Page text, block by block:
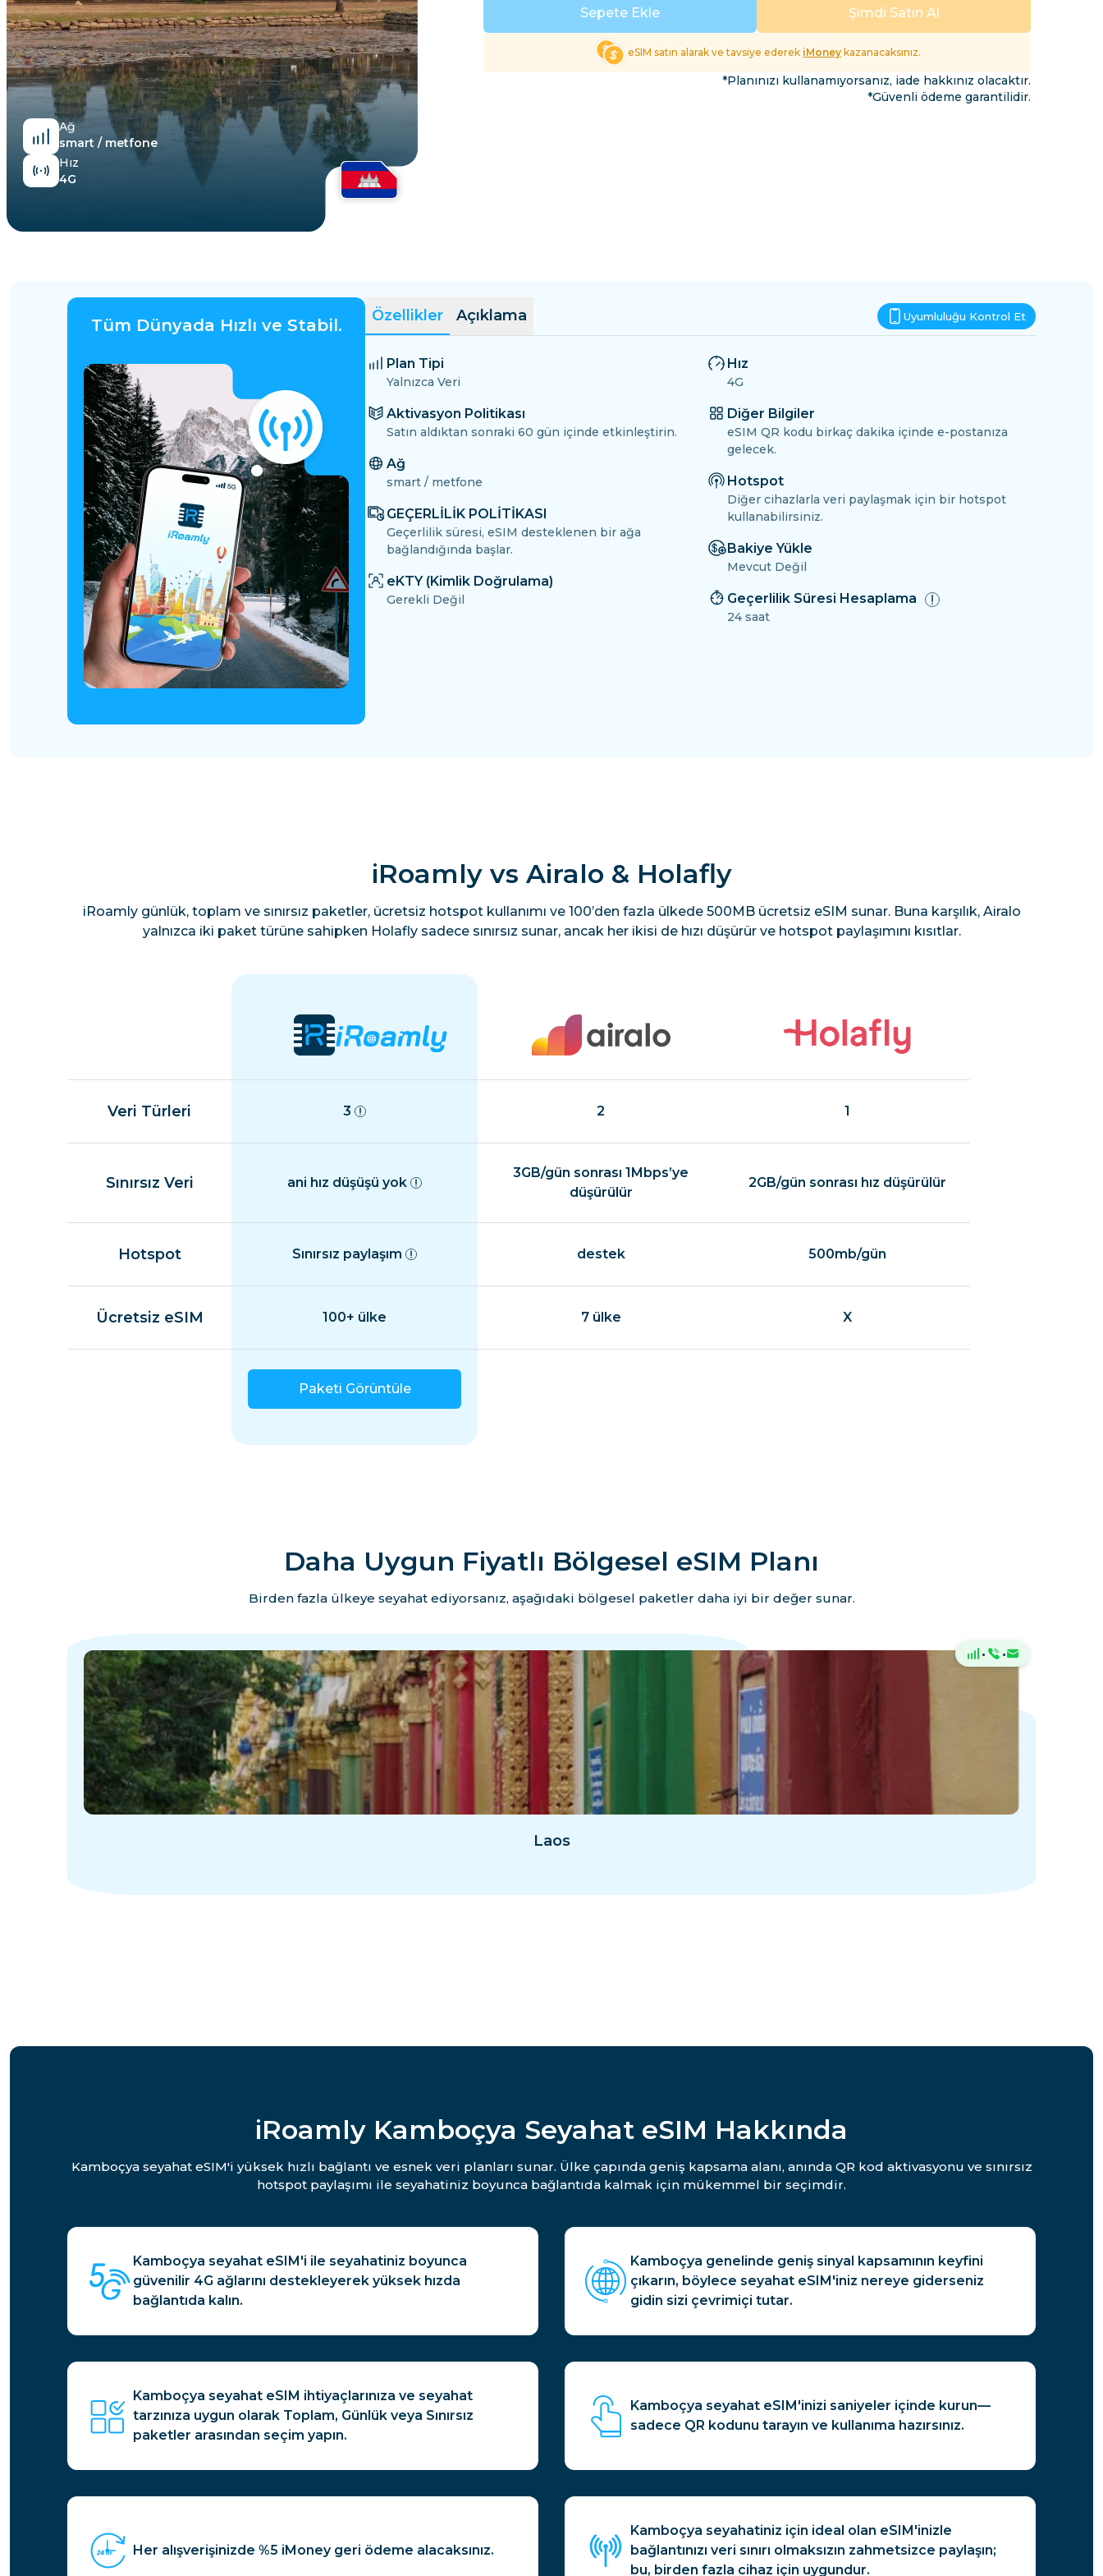
Tüm Varış Yerlerini Keşfet
Ağ
smart / metfone
Hız
4G
Sepete Ekle Şimdi Satın Al
eSIM satın alarak ve tavsiye ederek iMoney kazanacaksınız.
*Planınızı kullanamıyorsanız, iade hakkınız olacaktır.
*Güvenli ödeme garantilidir.
Tüm Dünyada Hızlı ve Stabil. Özellikler Açıklama Uyumluluğu Kontrol Et
Plan Tipi
Yalnızca Veri
Aktivasyon Politikası
Satın aldıktan sonraki 60 gün içinde etkinleştirin.
Ağ
smart / metfone
GEÇERLİLİK POLİTİKASI
Geçerlilik süresi, eSIM desteklenen bir ağa
bağlandığında başlar.
eKTY (Kimlik Doğrulama)
Gerekli Değil
Hız
4G
Diğer Bilgiler
eSIM QR kodu birkaç dakika içinde e-postanıza
gelecek.
Hotspot
Diğer cihazlarla veri paylaşmak için bir hotspot
kullanabilirsiniz.
Bakiye Yükle
Mevcut Değil
Geçerlilik Süresi Hesaplama
24 saat
iRoamly vs Airalo & Holafly
iRoamly günlük, toplam ve sınırsız paketler, ücretsiz hotspot kullanımı ve 100’den fazla ülkede 500MB ücretsiz eSIM sunar. Buna karşılık, Airalo
yalnızca iki paket türüne sahipken Holafly sadece sınırsız sunar, ancak her ikisi de hızı düşürür ve hotspot paylaşımını kısıtlar.
Veri Türleri 3 2 1
Sınırsız Veri ani hız düşüşü yok
3GB/gün sonrası 1Mbps’ye
düşürülür
2GB/gün sonrası hız düşürülür
Hotspot Sınırsız paylaşım destek 500mb/gün
Ücretsiz eSIM 100+ ülke 7 ülke X
Paketi Görüntüle
Daha Uygun Fiyatlı Bölgesel eSIM Planı
Birden fazla ülkeye seyahat ediyorsanız, aşağıdaki bölgesel paketler daha iyi bir değer sunar.
· ·
Laos
iRoamly Kamboçya Seyahat eSIM Hakkında
Kamboçya seyahat eSIM'i yüksek hızlı bağlantı ve esnek veri planları sunar. Ülke çapında geniş kapsama alanı, anında QR kod aktivasyonu ve sınırsız
hotspot paylaşımı ile seyahatiniz boyunca bağlantıda kalmak için mükemmel bir seçimdir.
Kamboçya seyahat eSIM'i ile seyahatiniz boyunca
güvenilir 4G ağlarını destekleyerek yüksek hızda
bağlantıda kalın.
Kamboçya genelinde geniş sinyal kapsamının keyfini
çıkarın, böylece seyahat eSIM'iniz nereye giderseniz
gidin sizi çevrimiçi tutar.
Kamboçya seyahat eSIM ihtiyaçlarınıza ve seyahat
tarzınıza uygun olarak Toplam, Günlük veya Sınırsız
paketler arasından seçim yapın.
Kamboçya seyahat eSIM'inizi saniyeler içinde kurun—
sadece QR kodunu tarayın ve kullanıma hazırsınız.
Her alışverişinizde %5 iMoney geri ödeme alacaksınız.
Kamboçya seyahatiniz için ideal olan eSIM'inizle
bağlantınızı veri sınırı olmaksızın zahmetsizce paylaşın;
bu, birden fazla cihaz için uygundur.